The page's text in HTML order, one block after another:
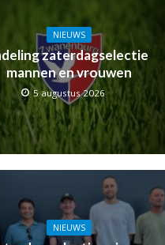
NIEUWS
zaterdagselectie
mannen en vrouwen
5 augustus 2026
NIEUWS